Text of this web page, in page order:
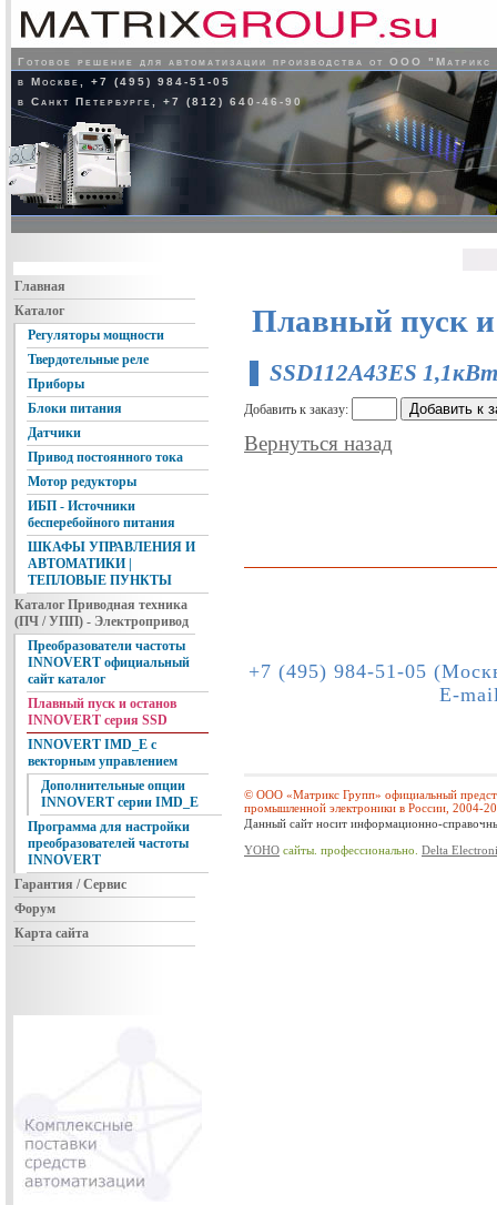
Готовое решение для автоматизации производства от ООО "Матрикс
в Москве, +7 (495) 984-51-05
в Санкт Петербурге, +7 (812) 640-46-90
Главная
Каталог
Регуляторы мощности
Твердотельные реле
Приборы
Блоки питания
Датчики
Привод постоянного тока
Мотор редукторы
ИБП - Источники
бесперебойного питания
ШКАФЫ УПРАВЛЕНИЯ И
АВТОМАТИКИ |
ТЕПЛОВЫЕ ПУНКТЫ
Каталог Приводная техника
(ПЧ / УПП) - Электропривод
Преобразователи частоты
INNOVERT официальный
сайт каталог
Плавный пуск и останов
INNOVERT серия SSD
INNOVERT IMD_E с
векторным управлением
Дополнительные опции
INNOVERT серии IMD_E
Программа для настройки
преобразователей частоты
INNOVERT
Гарантия / Сервис
Форум
Карта сайта
Плавный пуск и
SSD112A43ES
Добавить к заказу:
Вернуться назад
+7 (495) 984-51-05
E-
© ООО «Матрикс Групп» официальный
промышленной электроники в России, 2004-
Данный сайт носит информационно-
YOHO сайты. профессионально. Delta